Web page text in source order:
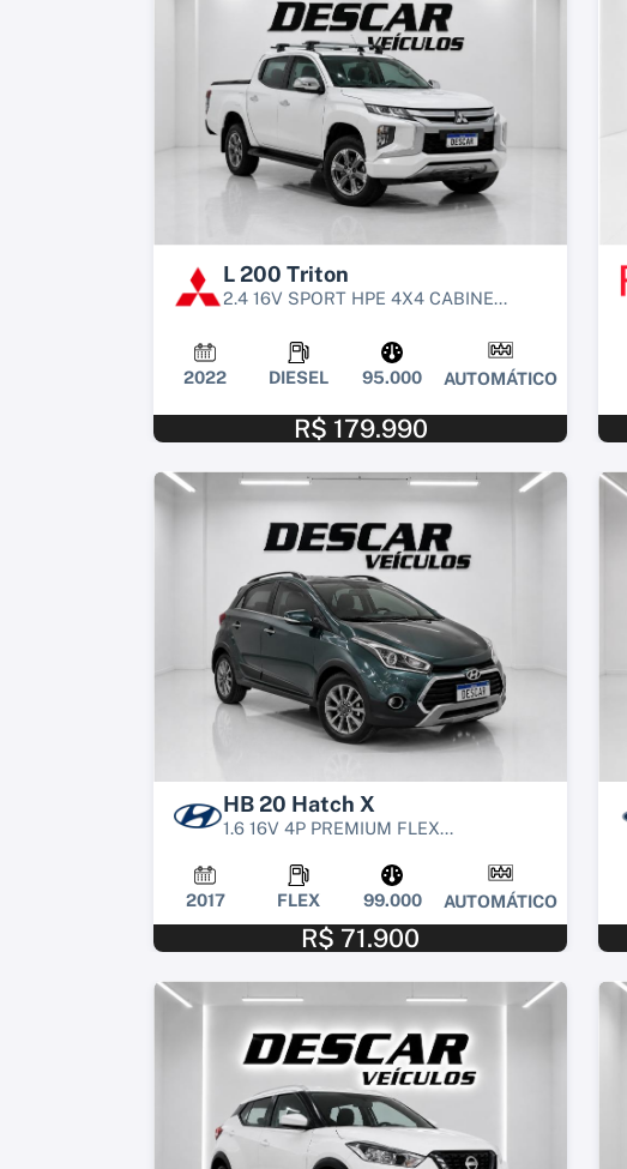
L 200 Triton
2.4 16V SPORT HPE 4X4 CABINE...
2022 DIESEL 95.000 AUTOMÁTICO
R$ 179.990
HB 20 Hatch X
1.6 16V 4P PREMIUM FLEX...
2017 FLEX 99.000 AUTOMÁTICO
R$ 71.900